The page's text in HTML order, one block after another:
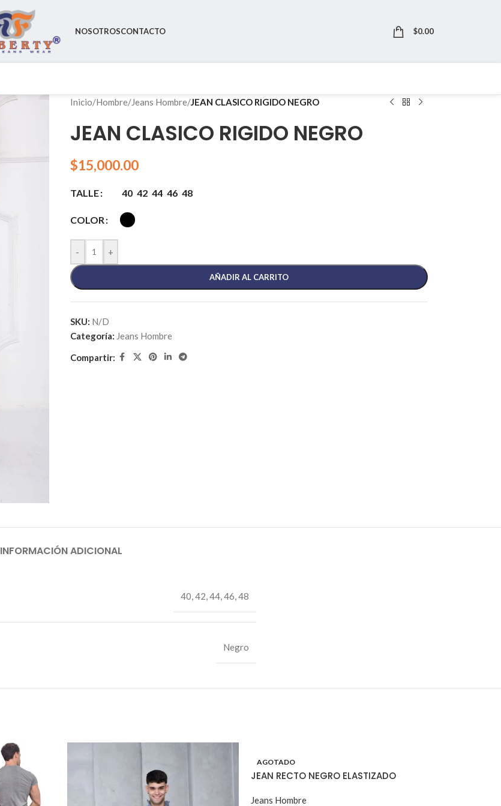
NOSOTROSCONTACTO $0.00
Inicio/Hombre/Jeans Hombre/JEAN CLASICO RIGIDO NEGRO
JEAN CLASICO RIGIDO NEGRO
$15,000.00
TALLE 40 42 44 46 48
COLOR
- +
AÑADIR AL CARRITO
SKU: N/D
Categoría: Jeans Hombre
Compartir:
INFORMACIÓN ADICIONAL
40,42,44,46,48
Negro
AGOTADO
JEAN RECTO NEGRO ELASTIZADO
Jeans Hombre